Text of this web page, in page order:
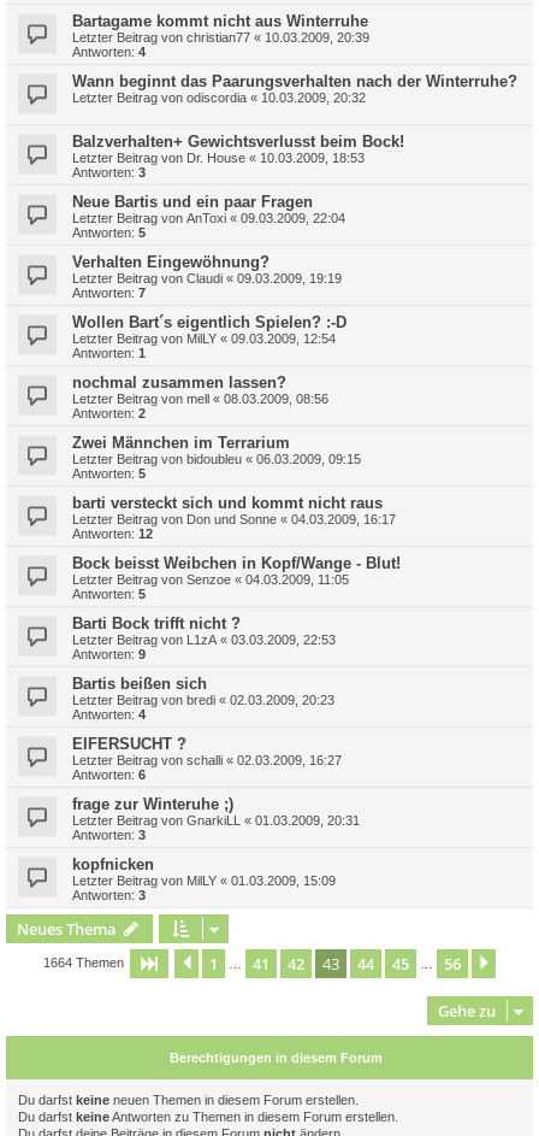
Bartagame kommt nicht aus Winterruhe
Letzter Beitrag von christian77 « 10.03.2009, 20:39
Antworten: 4
Wann beginnt das Paarungsverhalten nach der Winterruhe?
Letzter Beitrag von odiscordia « 10.03.2009, 20:32
Balzverhalten+ Gewichtsverlusst beim Bock!
Letzter Beitrag von Dr. House « 10.03.2009, 18:53
Antworten: 3
Neue Bartis und ein paar Fragen
Letzter Beitrag von AnToxi « 09.03.2009, 22:04
Antworten: 5
Verhalten Eingewöhnung?
Letzter Beitrag von Claudi « 09.03.2009, 19:19
Antworten: 7
Wollen Bart´s eigentlich Spielen? :-D
Letzter Beitrag von MilLY « 09.03.2009, 12:54
Antworten: 1
nochmal zusammen lassen?
Letzter Beitrag von mell « 08.03.2009, 08:56
Antworten: 2
Zwei Männchen im Terrarium
Letzter Beitrag von bidoubleu « 06.03.2009, 09:15
Antworten: 5
barti versteckt sich und kommt nicht raus
Letzter Beitrag von Don und Sonne « 04.03.2009, 16:17
Antworten: 12
Bock beisst Weibchen in Kopf/Wange - Blut!
Letzter Beitrag von Senzoe « 04.03.2009, 11:05
Antworten: 5
Barti Bock trifft nicht ?
Letzter Beitrag von L1zA « 03.03.2009, 22:53
Antworten: 9
Bartis beißen sich
Letzter Beitrag von bredi « 02.03.2009, 20:23
Antworten: 4
EIFERSUCHT ?
Letzter Beitrag von schalli « 02.03.2009, 16:27
Antworten: 6
frage zur Winteruhe ;)
Letzter Beitrag von GnarkiLL « 01.03.2009, 20:31
Antworten: 3
kopfnicken
Letzter Beitrag von MilLY « 01.03.2009, 15:09
Antworten: 3
Neues Thema
1664 Themen Seite 43 von56
Vorherige
1 41 42 43 44 45 56
Gehe zu
Berechtigungen in diesem Forum
Du darfst keine neuen Themen in diesem Forum erstellen.
Du darfst keineAntworten zu Themen in diesem Forum erstellen.
Du darfst deine Beiträge in diesem Forum nicht ändern.